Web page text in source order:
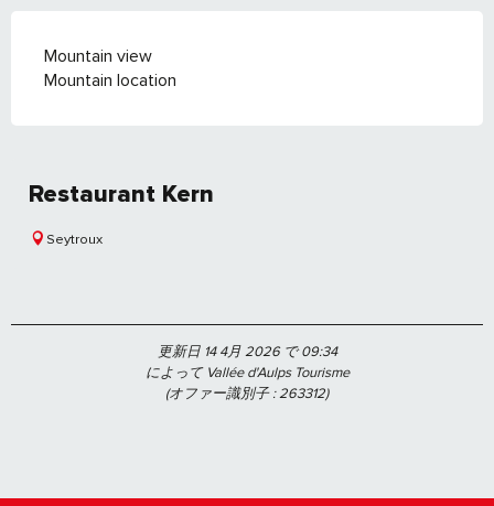
Mountain view
Mountain location
Restaurant Kern
Seytroux
更新日 14 4月 2026 で 09:34
によって Vallée d'Aulps Tourisme
(オファー識別子 :263312)